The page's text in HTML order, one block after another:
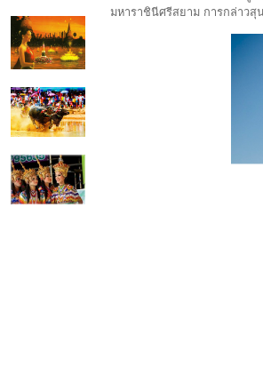
มหาราชินีศรีสยาม การกล่าว